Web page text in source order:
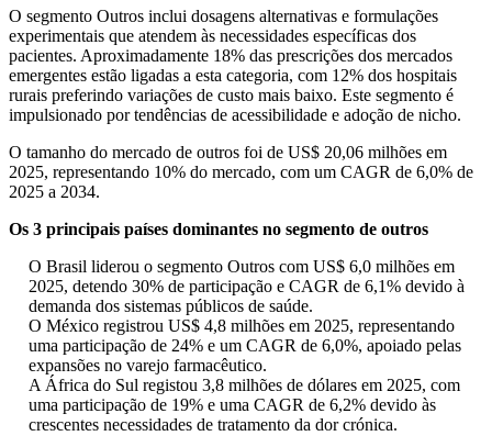
O segmento Outros inclui dosagens alternativas e formulações
experimentais que atendem às necessidades específicas dos
pacientes. Aproximadamente 18% das prescrições dos mercados
emergentes estão ligadas a esta categoria, com 12% dos hospitais
rurais preferindo variações de custo mais baixo. Este segmento é
impulsionado por tendências de acessibilidade e adoção de nicho.
O tamanho do mercado de outros foi de US$ 20,06 milhões em
2025, representando 10% do mercado, com um CAGR de 6,0% de
2025 a 2034.
Os 3 principais países dominantes no segmento de outros
O Brasil liderou o segmento Outros com US$ 6,0 milhões em
2025, detendo 30% de participação e CAGR de 6,1% devido à
demanda dos sistemas públicos de saúde.
O México registrou US$ 4,8 milhões em 2025, representando
uma participação de 24% e um CAGR de 6,0%, apoiado pelas
expansões no varejo farmacêutico.
A África do Sul registou 3,8 milhões de dólares em 2025, com
uma participação de 19% e uma CAGR de 6,2% devido às
crescentes necessidades de tratamento da dor crónica.